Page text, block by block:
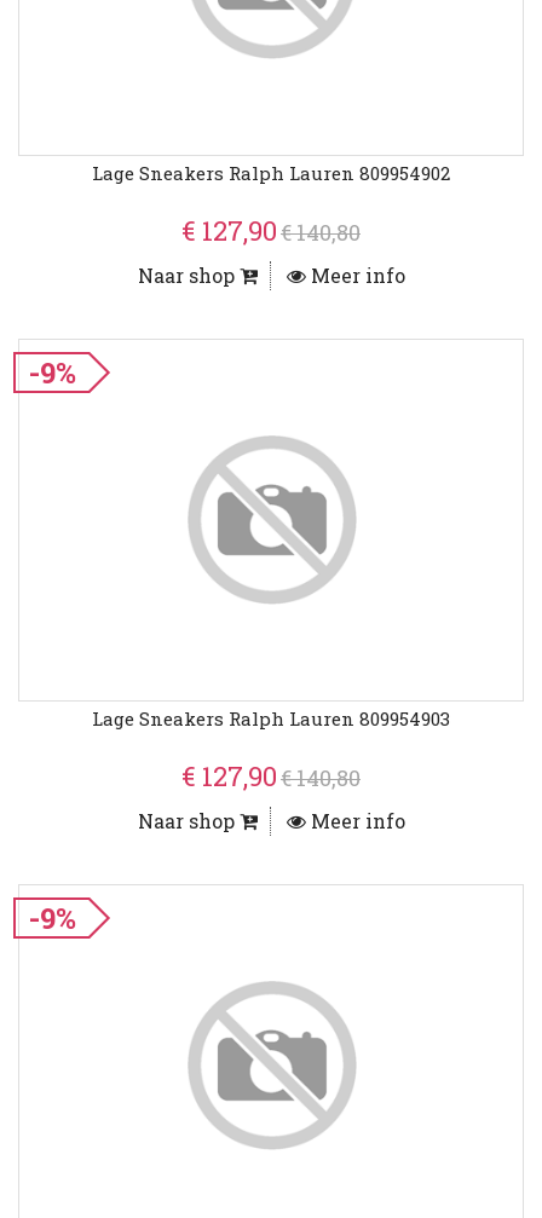
Lage Sneakers Ralph Lauren 809954902
€ 127,90€ 140,80
Naar shop Meer info
-9%
Lage Sneakers Ralph Lauren 809954903
€ 127,90€ 140,80
Naar shop Meer info
-9%